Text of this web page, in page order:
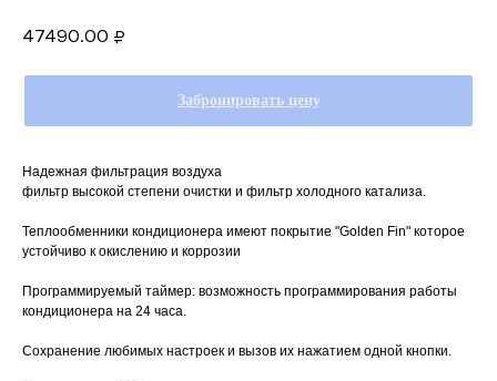
47490.00 ₽
Забронировать цену
Надежная фильтрация воздуха
фильтр высокой степени очистки и фильтр холодного катализа.
Теплообменники кондиционера имеют покрытие "Golden Fin" которое
устойчиво к окислению и коррозии
Программируемый таймер: возможность программирования работы
кондиционера на 24 часа.
Сохранение любимых настроек и вызов их нажатием одной кнопки.